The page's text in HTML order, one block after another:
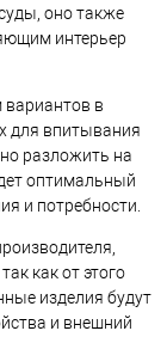
оно также
интерьер
вариантов в
для впитывания
разложить на
оптимальный
и потребности.
как от этого
изделия будут
и внешний